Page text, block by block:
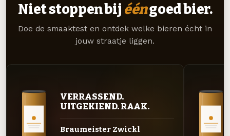
Niet stoppen bij ééngoed bier.
Doe de smaaktest en ontdek welke bieren écht in
jouw straatje liggen.
VERRASSEND.
UITGEKIEND. RAAK.
Braumeister Zwickl